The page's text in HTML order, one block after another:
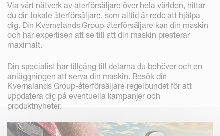
Via vårt nätverk av återförsäljare över hela världen, hittar
du din lokale återförsäljare, som alltid är redo att hjälpa
dig. Din Kvernelands Group-återförsäljare kan din maskin
och har expertisen att se till att din maskin presterar
maximalt.
Din specialist har tillgång till delarna du behöver och en
anläggningen att serva din maskin. Besök din
Kvernalands Group-återförsäljare regelbundet för att
uppdatera dig på eventuella kampanjer och
produktnyheter.